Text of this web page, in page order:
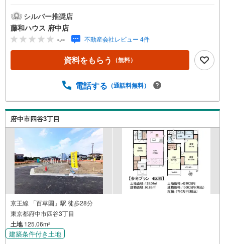
しますので、お気軽にお問い合わせください！
シルバー推奨店
藤和ハウス 府中店
-.-- 不動産会社レビュー 4件
資料をもらう （無料）
電話する （通話料無料）
府中市四谷3丁目
京王線 「百草園」駅 徒歩28分
東京都府中市四谷3丁目
土地125.06m2
建築条件付き土地